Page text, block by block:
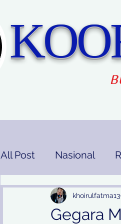
All Post Nasional
Gaya Hidup
Gegara
khoirulfatma13